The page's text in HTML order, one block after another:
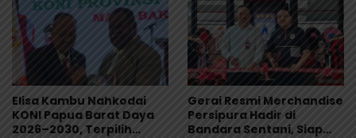
Elisa Kambu Nahkodai
KONI Papua Barat Daya
2026–2030, Terpilih
Gerai Resmi Merchandise
Persipura Hadir di
Bandara Sentani, Siap